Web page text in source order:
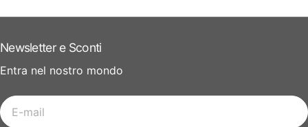
Newsletter e Sconti
Entra nel nostro mondo
E-
mail